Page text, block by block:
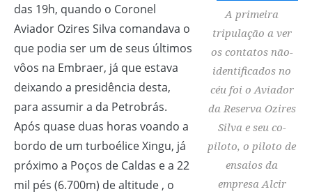
A primeira
tripulação a ver
os contatos não-
identificados no
céu foi o Aviador
da Reserva Ozires
Silva e seu co-
piloto, o piloto de
ensaios da
empresa Alcir
das 19h, quando o Coronel
Aviador Ozires Silva comandava o
que podia ser um de seus últimos
vôos na Embraer, já que estava
deixando a presidência desta,
para assumir a da Petrobrás.
Após quase duas horas voando a
bordo de um turboélice Xingu, já
próximo a Poços de Caldas e a 22
mil pés (6.700m) de altitude , o